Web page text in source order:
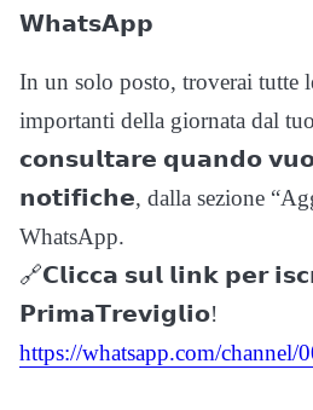
𝗪𝗵𝗮𝘁𝘀𝗔𝗽𝗽
In un solo posto, troverai tutte
importanti della giornata dal
𝗰𝗼𝗻𝘀𝘂𝗹𝘁𝗮𝗿𝗲 𝗾𝘂𝗮𝗻𝗱𝗼
𝗻𝗼𝘁𝗶𝗳𝗶𝗰𝗵𝗲, dalla sezione
WhatsApp.
🔗𝗖𝗹𝗶𝗰𝗰𝗮 𝘀𝘂𝗹 𝗹𝗶𝗻𝗸 𝗽𝗲𝗿
𝗣𝗿𝗶𝗺𝗮𝗧𝗿𝗲𝘃𝗶𝗴𝗹𝗶𝗼!
https://whatsapp.com/